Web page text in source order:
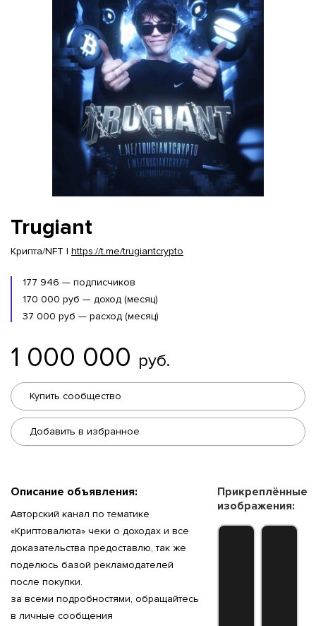
Trugiant
Крипта/NFT | https://t.me/trugiantcrypto
177 946 — подписчиков
170 000 руб — доход (месяц)
37 000 руб — расход (месяц)
1 000 000 руб.
Купить сообщество
Добавить в избранное
Описание объявления:
Авторский канал по тематике
«Криптовалюта» чеки о доходах и все
доказательства предоставлю, так же
поделюсь базой рекламодателей
после покупки.
за всеми подробностями, обращайтесь
в личные сообщения
Прикреплённые
изображения: